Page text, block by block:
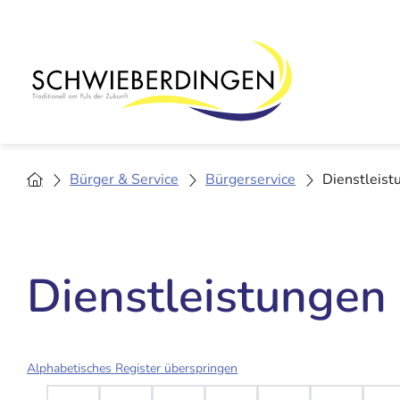
Bürger & Service Bürgerservice
Dienstleistungen
Alphabetisches Register überspringen